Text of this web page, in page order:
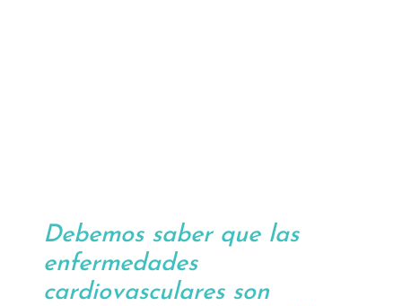
Debemos saber que las
enfermedades
cardiovasculares son